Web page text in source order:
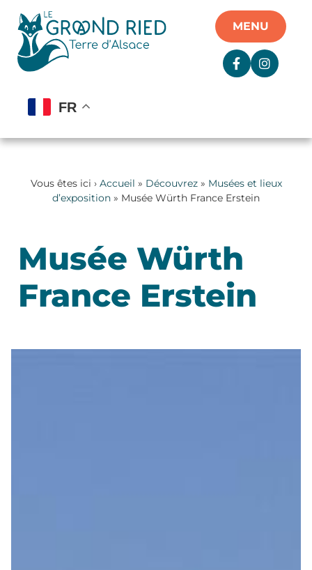
MENU
FR
Vous êtes ici › Accueil » Découvrez» Musées et lieux
d’exposition » Musée Würth France Erstein
Musée Würth
France Erstein
Panneau de gestion des cookies